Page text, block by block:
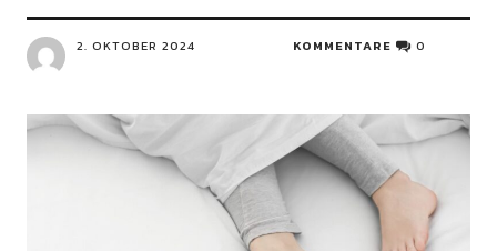
2. OKTOBER 2024 KOMMENTARE 0